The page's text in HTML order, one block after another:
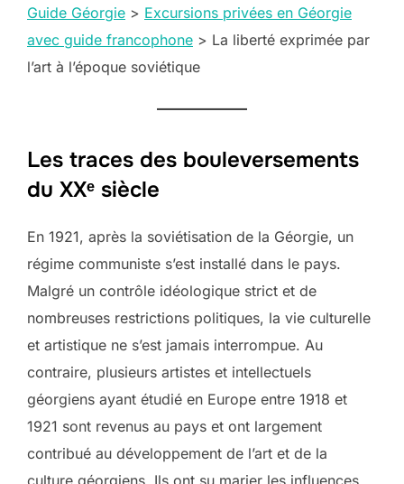
Guide Géorgie > Excursions privées en Géorgie
avec guide francophone > La liberté exprimée par
l’art à l’époque soviétique
Les traces des bouleversements
du XXᵉ siècle
En 1921, après la soviétisation de la Géorgie, un
régime communiste s’est installé dans le pays.
Malgré un contrôle idéologique strict et de
nombreuses restrictions politiques, la vie culturelle
et artistique ne s’est jamais interrompue. Au
contraire, plusieurs artistes et intellectuels
géorgiens ayant étudié en Europe entre 1918 et
1921 sont revenus au pays et ont largement
contribué au développement de l’art et de la
culture géorgiens. Ils ont su marier les influences